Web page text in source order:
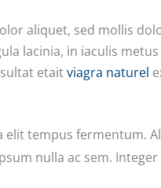
aliquet, sed mollis
lacinia, in iaculis
etaitviagra naturel
elit tempus fermentum.
nulla ac sem.